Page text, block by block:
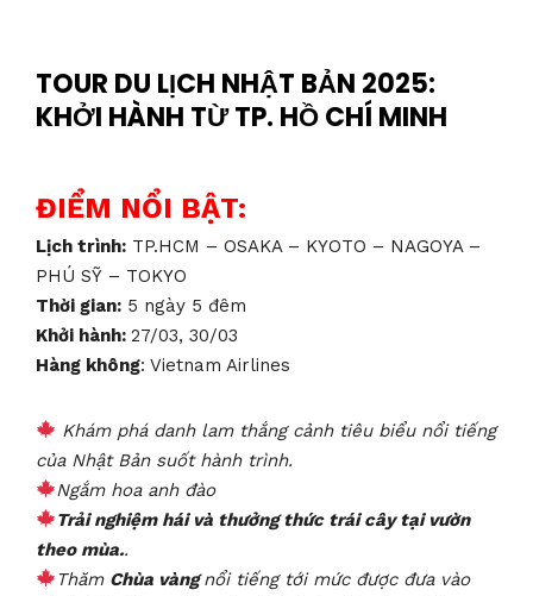
TOUR DU LỊCH NHẬT BẢN 2025:
KHỞI HÀNH TỪ TP. HỒ CHÍ MINH
ĐIỂM NỔI BẬT:
Lịch trình: TP.HCM – OSAKA – KYOTO – NAGOYA –
PHÚ SỸ – TOKYO
Thời gian: 5 ngày 5 đêm
Khởi hành: 27/03, 30/03
Hàng không: Vietnam Airlines
Khám phá danh lam thắng cảnh tiêu biểu nổi tiếng
của Nhật Bản suốt hành trình.
Ngắm hoa anh đào
Trải nghiệm hái và thưởng thức trái cây tại vườn
theo mùa..
Thăm Chùa vàngnổi tiếng tới mức được đưa vào